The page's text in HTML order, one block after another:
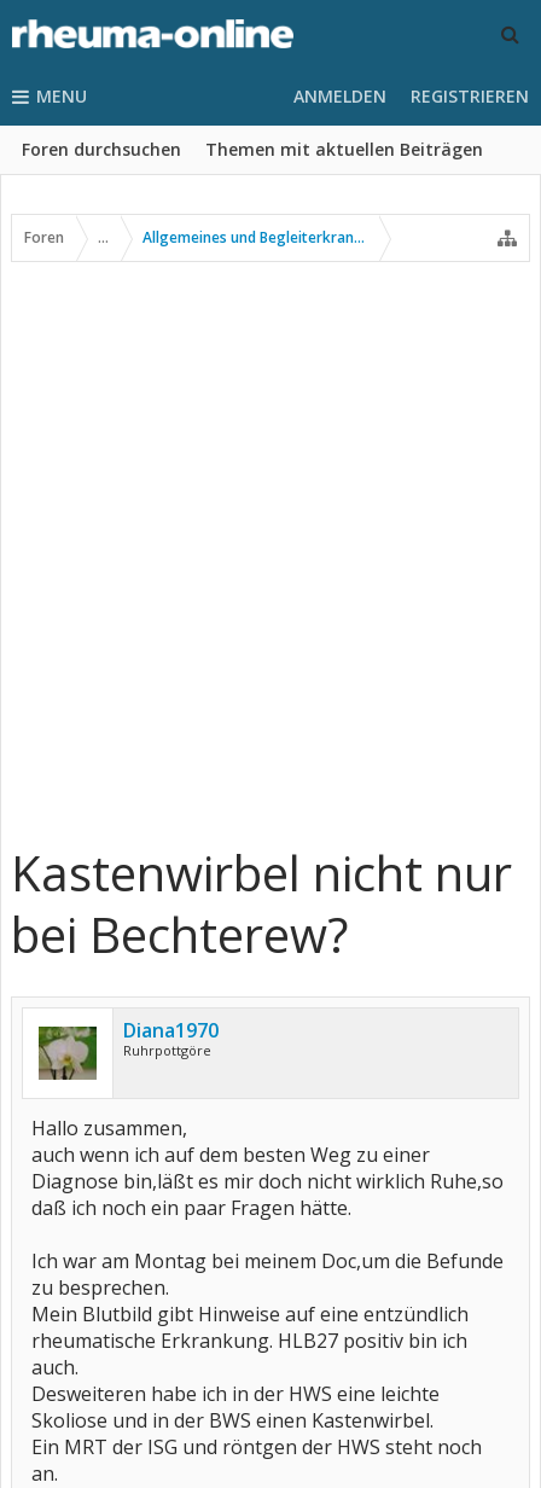
MENU
Foren durchsuchen Themen mit aktuellen Beiträgen
ANMELDEN REGISTRIEREN
Foren ... Allgemeines und Begleiterkrankungen
Kastenwirbel nicht nur
bei Bechterew?
Diana1970
Ruhrpottgöre
Hallo zusammen,
auch wenn ich auf dem besten Weg zu einer
Diagnose bin,läßt es mir doch nicht wirklich Ruhe,so
daß ich noch ein paar Fragen hätte.
Ich war am Montag bei meinem Doc,um die Befunde
zu besprechen.
Mein Blutbild gibt Hinweise auf eine entzündlich
rheumatische Erkrankung. HLB27 positiv bin ich
auch.
Desweiteren habe ich in der HWS eine leichte
Skoliose und in der BWS einen Kastenwirbel.
Ein MRT der ISG und röntgen der HWS steht noch
an.